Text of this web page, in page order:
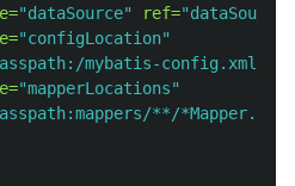
"dataSource" ref="dataSource"
"configLocation"
mybatis-config.xml"
"mapperLocations"
**/*Mapper.xml"